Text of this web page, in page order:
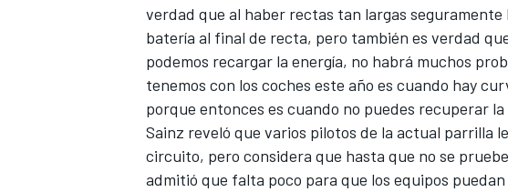
verdad que al haber rectas tan largas
batería al final de recta, pero también es verdad
podemos recargar la energía, no habrá muchos
tenemos con los coches este año es cuando hay
porque entonces es cuando no puedes recuperar la
Sainz reveló que varios pilotos de la actual parrilla
circuito, pero considera que hasta que no se
admitió que falta poco para que los equipos